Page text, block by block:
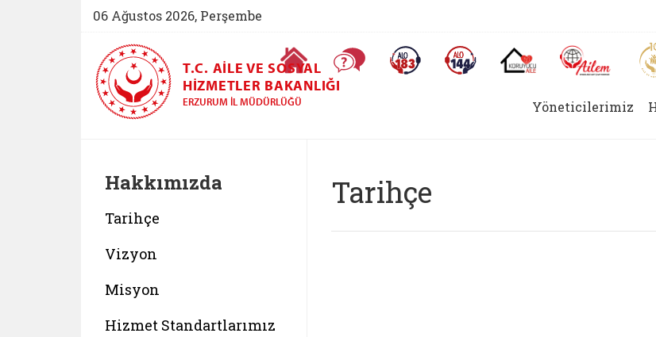
06 Ağustos 2026, Perşembe
Ana Sayfa Sıkça Sorulan SorularAlo 183 (yeni sekmede açılır)Alo 144 (yeni sekmede açılır)
Koruyucu Aile (yeni
AİLEM
T.C. AILE VE SOSYAL
HIZMETLER BAKANLIĞI
ERZURUM İL MÜDÜRLÜĞÜ Yöneticilerimiz
Hakkımızda
Tarihçe
Vizyon
Misyon
Hizmet Standartlarımız
Tarihçe